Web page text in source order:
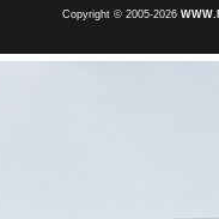
Copyright © 2005-2026